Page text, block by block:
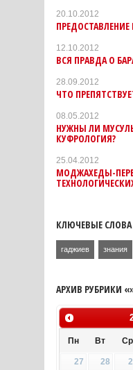
20.10.2012
12.10.2012
ВСЯ ПРАВДА О
28.09.2012
ЧТО
08.05.2012
НУЖНЫ ЛИ
КУФРОЛОГИЯ?
25.04.2012
МОДЖАХЕДЫ-
КЛЮЧЕВЫЕ СЛОВА
гаджиев знания
АРХИВ РУБРИКИ
Пн Вт Ср
27 28